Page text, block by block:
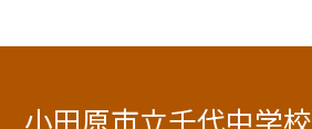
小田原市立千代中学校